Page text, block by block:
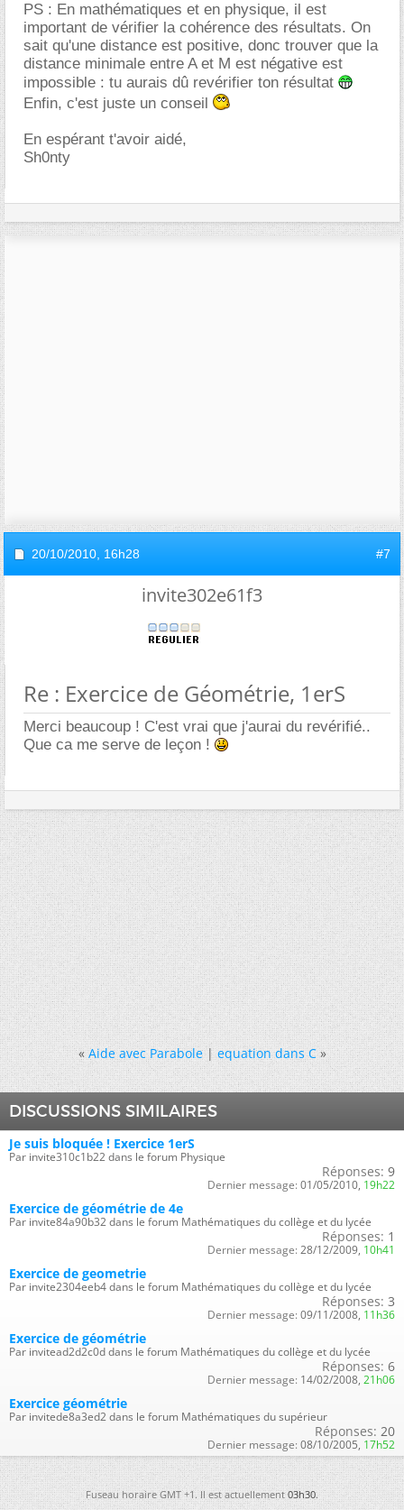
PS : En mathématiques et en physique, il est
important de vérifier la cohérence des résultats. On
sait qu'une distance est positive, donc trouver que la
distance minimale entre A et M est négative est
impossible : tu aurais dû revérifier ton résultat
Enfin, c'est juste un conseil
En espérant t'avoir aidé,
Sh0nty
20/10/2010, 16h28 #7
invite302e61f3
Re : Exercice de Géométrie, 1erS
Merci beaucoup ! C'est vrai que j'aurai du revérifié..
Que ca me serve de leçon !
« Aide avec Parabole|equation dans C »
DISCUSSIONS SIMILAIRES
Je suis bloquée ! Exercice 1erS
Par invite310c1b22 dans le forum Physique
Réponses: 9
Dernier message: 01/05/2010, 19h22
Exercice de géométrie de 4e
Par invite84a90b32 dans le forum Mathématiques du collège et du lycée
Réponses: 1
Dernier message: 28/12/2009, 10h41
Exercice de geometrie
Par invite2304eeb4 dans le forum Mathématiques du collège et du lycée
Réponses: 3
Dernier message: 09/11/2008, 11h36
Exercice de géométrie
Par invitead2d2c0d dans le forum Mathématiques du collège et du lycée
Réponses: 6
Dernier message: 14/02/2008, 21h06
Exercice géométrie
Par invitede8a3ed2 dans le forum Mathématiques du supérieur
Réponses: 20
Dernier message: 08/10/2005, 17h52
Fuseau horaire GMT +1. Il est actuellement03h30.